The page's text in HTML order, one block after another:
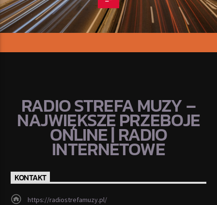
RADIO STREFA MUZY –
NAJWIĘKSZE PRZEBOJE
ONLINE | RADIO
INTERNETOWE
KONTAKT
https://radiostrefamuzy.pl/